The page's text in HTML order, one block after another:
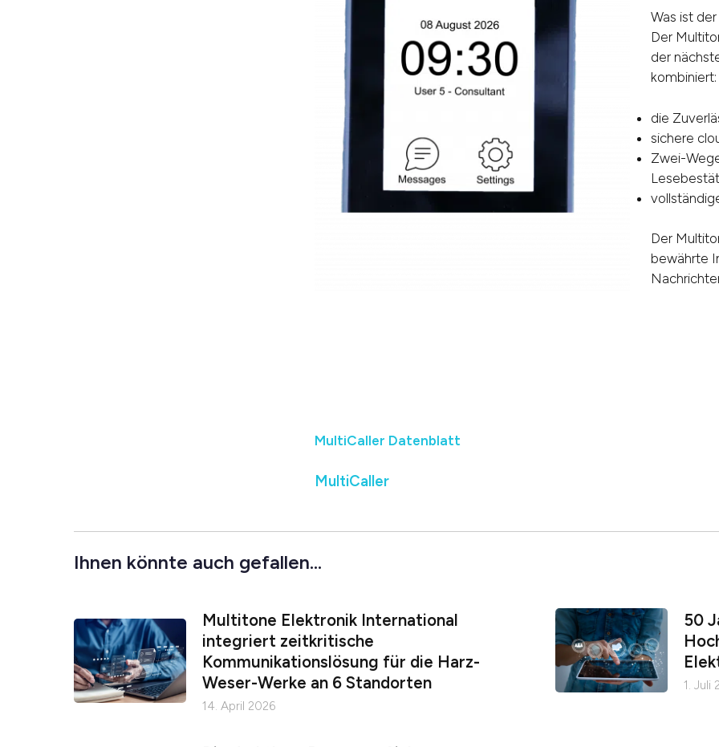
Was ist
Der
der
kombiniert:
die
sichere
Zwei-
Der
bewährte
MultiCaller Datenblatt
MultiCaller
Ihnen könnte auch gefallen...
Multitone Elektronik International
integriert zeitkritische
Kommunikationslösung für die Harz-
Weser-Werke an 6 Standorten
14. April 2026
50
1. Juli